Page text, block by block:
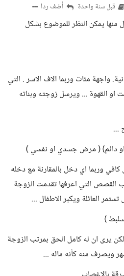
قبل سنة واحدة أضف ردا
منها يمكن النظر للموضوع بشكل
واجهة مئات وربما الاف الاسر . التي
او القهوة ... ويرسل زوجته وبناته
...
وربما اي دخل بالمقارنة مع دخله
القصص التي اعرفها تقدمت الزوجة
العائلة ويكبر الاطفال ...
يرى ان له كامل الحق بمرتب الزوجة
ويصرف منه كأنه ماله ...